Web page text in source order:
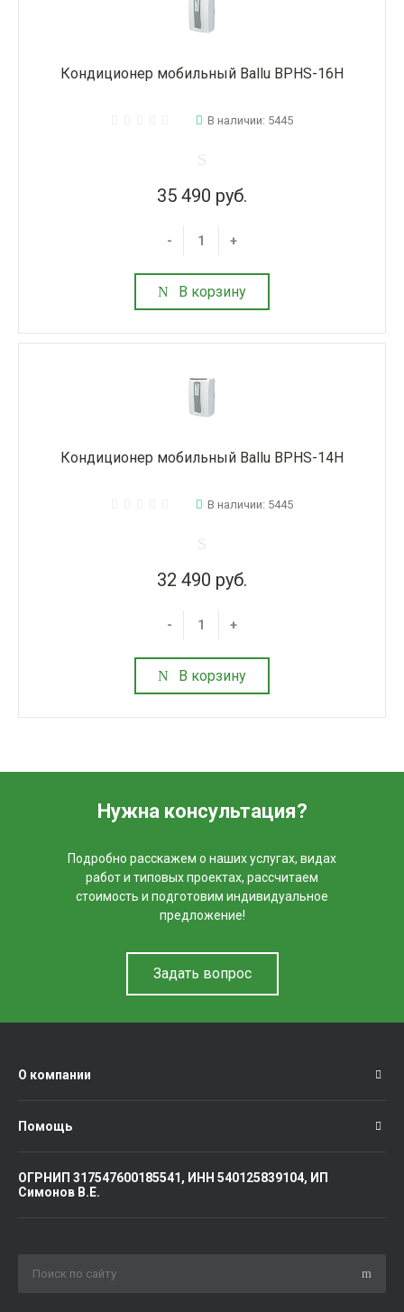
Кондиционер мобильный Ballu BPHS-16H
В наличии: 5445
35 490 руб.
- +
В корзину
Кондиционер мобильный Ballu BPHS-14H
В наличии: 5445
32 490 руб.
- +
В корзину
Нужна консультация?
Подробно расскажем о наших услугах, видах
работ и типовых проектах, рассчитаем
стоимость и подготовим индивидуальное
предложение!
Задать вопрос
О компании
Помощь
ОГРНИП 317547600185541, ИНН 540125839104, ИП
Симонов В.Е.